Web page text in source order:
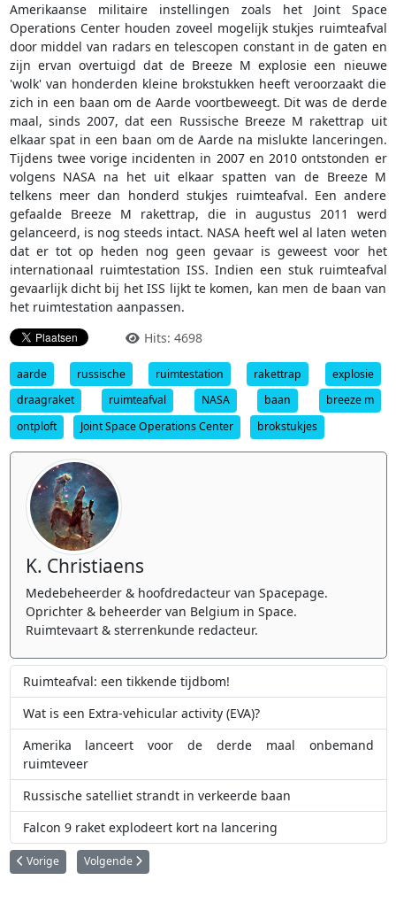
Amerikaanse militaire instellingen zoals het Joint Space
Operations Center houden zoveel mogelijk stukjes ruimteafval
door middel van radars en telescopen constant in de gaten en
zijn ervan overtuigd dat de Breeze M explosie een nieuwe
'wolk' van honderden kleine brokstukken heeft veroorzaakt die
zich in een baan om de Aarde voortbeweegt. Dit was de derde
maal, sinds 2007, dat een Russische Breeze M rakettrap uit
elkaar spat in een baan om de Aarde na mislukte lanceringen.
Tijdens twee vorige incidenten in 2007 en 2010 ontstonden er
volgens NASA na het uit elkaar spatten van de Breeze M
telkens meer dan honderd stukjes ruimteafval. Een andere
gefaalde Breeze M rakettrap, die in augustus 2011 werd
gelanceerd, is nog steeds intact. NASA heeft wel al laten weten
dat er tot op heden nog geen gevaar is geweest voor het
internationaal ruimtestation ISS. Indien een stuk ruimteafval
gevaarlijk dicht bij het ISS lijkt te komen, kan men de baan van
het ruimtestation aanpassen.
Hits: 4698
aarde russische ruimtestation rakettrap
explosie
draagraket
ruimteafval NASA baan
breeze m
ontploft
Joint Space Operations Center brokstukjes
K. Christiaens
Medebeheerder & hoofdredacteur van Spacepage.
Oprichter & beheerder van Belgium in Space.
Ruimtevaart & sterrenkunde redacteur.
Ruimteafval: een tikkende tijdbom!
Wat is een Extra-vehicular activity (EVA)?
Amerika lanceert voor de derde maal onbemand
ruimteveer
Russische satelliet strandt in verkeerde baan
Falcon 9 raket explodeert kort na lancering
Vorig artikel: Russische satelliet botst met ruimtepuin
Vorige Volgende artikel: Zwitserland gaat ruimteafval opruimen
Volgende